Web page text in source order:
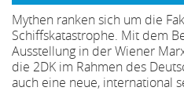
Mythen ranken sich um die
Schiffskatastrophe. Mit dem
Ausstellung in der Wiener
die 2DK im Rahmen des
auch eine neue, international